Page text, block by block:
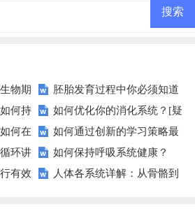
物期
你一臂
胚胎发育过程中你必须知道
的几个关键问题？
何持
如何优化你的消化系统？[疑
问式标题]
何在
如何通过创新的学习策略最
大化学生的知识吸收？
环讲
如何保持呼吸系统健康？
——从结构到疾病的全方位解读
有效
人体各系统详解：从骨骼到